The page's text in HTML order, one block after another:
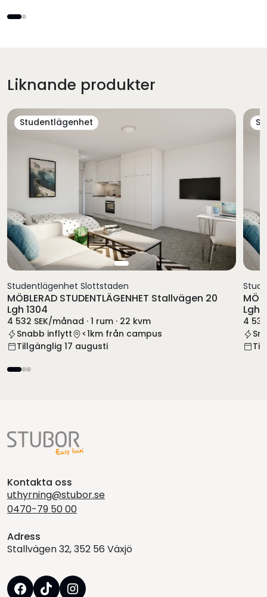
Liknande produkter
Studentlägenhet
Studentlägenhet Slottstaden
MÖBLERAD STUDENTLÄGENHET Stallvägen 20
Lgh 1304
4 532 SEK/månad · 1 rum · 22 kvm
Snabb inflytt
<1km från campus
Tillgänglig 17 augusti
Lgh
4
Kontakta oss
uthyrning@stubor.se
0470-79 50 00
Adress
Stallvägen 32, 352 56 Växjö